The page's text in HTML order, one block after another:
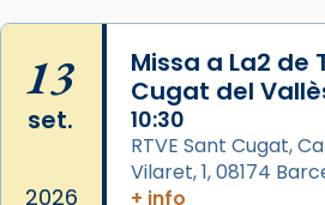
Glòria”) fou composta el
Manuel Blanch, amb aire
italianitzant; s’interpreta
pontifici, amb orquestra i
duració aproximada de
processó (recuperada el
13
set.
2026
Missa a La2 de
Cugat del
10:30
RTVE Sant Cugat,
Vilaret, 1, 08174
+ info